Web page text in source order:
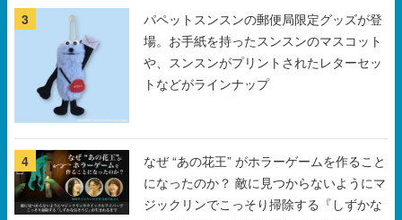
3
パペットスンスンの郵便局限定グッズが登
場。お手紙を持ったスンスンのマスコット
や、スンスンがプリントされたレターセッ
トなどがラインナップ
4
なぜ “あの花王” がホラーゲームを作ること
になったのか？ 敵に見つからないようにマ
ジックリンでこっそり掃除する『しずかな